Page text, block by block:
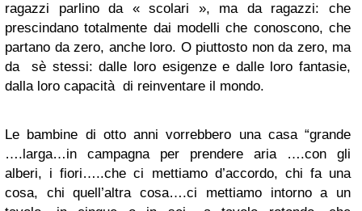
ragazzi parlino da « scolari », ma da ragazzi: che
prescindano totalmente dai modelli che conoscono, che
partano da zero, anche loro. O piuttosto non da zero, ma
da sè stessi: dalle loro esigenze e dalle loro fantasie,
dalla loro capacità di reinventare il mondo.
Le bambine di otto anni vorrebbero una casa “grande
….larga…in campagna per prendere aria ….con gli
alberi, i fiori…..che ci mettiamo d’accordo, chi fa una
cosa, chi quell’altra cosa….ci mettiamo intorno a un